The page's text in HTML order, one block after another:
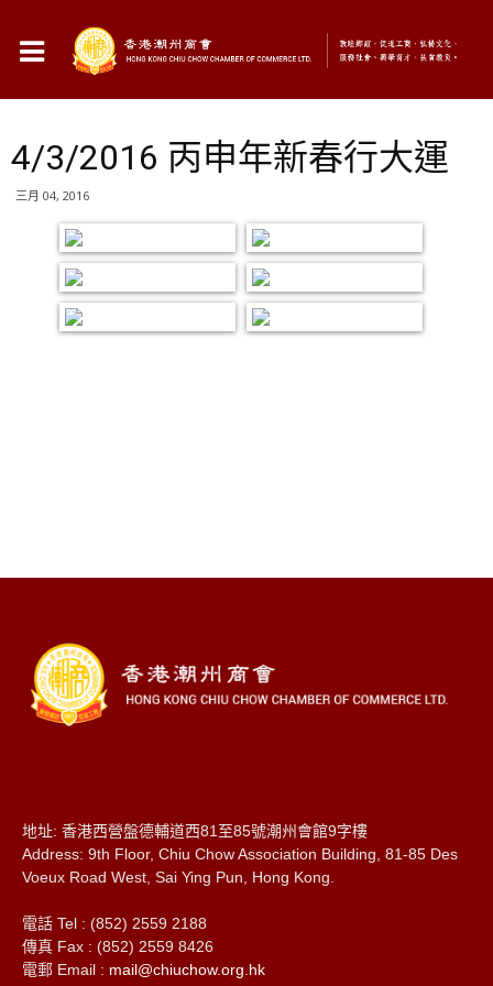
4/3/2016 丙申年新春行大運
三月 04, 2016
地址: 香港西營盤德輔道西81至85號潮州會館9字樓
Address: 9th Floor, Chiu Chow Association Building, 81-85 Des
Voeux Road West, Sai Ying Pun, Hong Kong.
電話 Tel : (852) 2559 2188
傳真 Fax : (852) 2559 8426
電郵 Email : mail@chiuchow.org.hk